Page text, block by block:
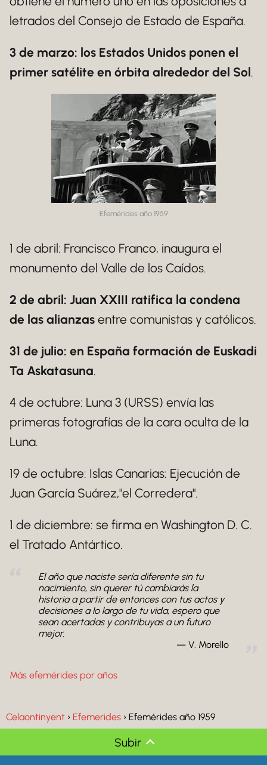
letrados del Consejo de Estado de España.
3 de marzo: los Estados Unidos ponen el
primer satélite en órbita alrededor del Sol.
Efemérides año 1959
1 de abril: Francisco Franco, inaugura el
monumento del Valle de los Caídos.
2 de abril: Juan XXIII ratifica la condena
de las alianzas entre comunistas y católicos.
31 de julio: en España formación de Euskadi
Ta Askatasuna.
4 de octubre: Luna 3 (URSS) envía las
primeras fotografías de la cara oculta de la
Luna.
19 de octubre: Islas Canarias: Ejecución de
Juan García Suárez,"el Corredera".
1 de diciembre: se firma en Washington D. C.
el Tratado Antártico.
El año que naciste sería diferente sin tu
nacimiento, sin querer tú cambiarás la
historia a partir de entonces con tus actos y
decisiones a lo largo de tu vida, espero que
sean acertadas y contribuyas a un futuro
mejor.
V. Morello
Más efemérides por años
Celaontinyent Efemerides Efemérides año 1959
Subir